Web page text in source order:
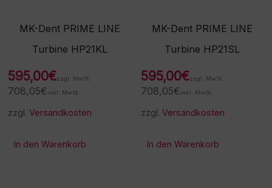
MK-Dent PRIME LINE
Turbine HP21KL
595,00€zzgl. MwSt.
708,05€ inkl. MwSt.
zzgl.Versandkosten
In den Warenkorb
MK-Dent PRIME LINE
Turbine HP21SL
595,00€zzgl. MwSt.
708,05€ inkl. MwSt.
zzgl.Versandkosten
In den Warenkorb